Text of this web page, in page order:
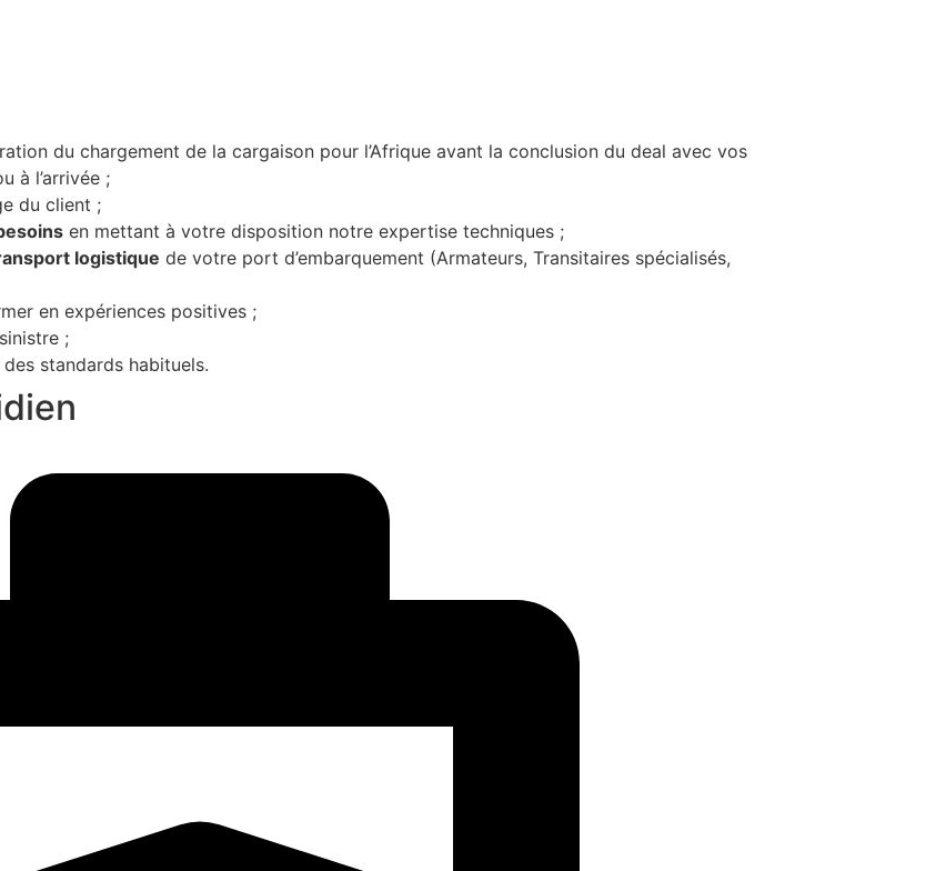
du chargement de la cargaison pour l’Afrique avant la conclusion du deal avec vos
à l’arrivée ;
du client ;
en mettant à votre disposition notre expertise techniques ;
logistique de votre port d’embarquement (Armateurs, Transitaires spécialisés,
en expériences positives ;
;
standards habituels.